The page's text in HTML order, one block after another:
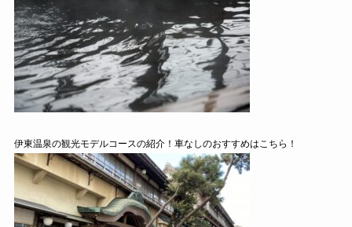
伊東温泉の観光モデルコースの紹介！車なしのおすすめはこちら！